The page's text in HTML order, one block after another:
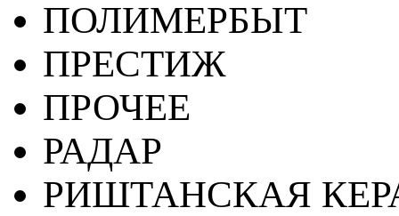
ПОЛИМЕРБЫТ
ПРЕСТИЖ
ПРОЧЕЕ
РАДАР
РИШТАНСКАЯ